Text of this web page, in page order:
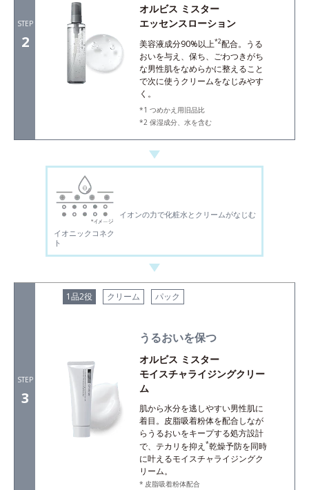
STEP
2
オルビス ミスター
エッセンスローション
美容液成分90%以上*2配合。うる
おいを与え、保ち、ごわつきがち
な男性肌をなめらかに整えること
で次に使うクリームをなじみやす
く。
つめかえ用旧品比
保湿成分、水を含む
イオニックコネク
ト
イオンの力で化粧水とクリームがなじむ
STEP
3
1品2役 クリーム パック
うるおいを保つ
オルビス ミスター
モイスチャライジングクリー
ム
肌から水分を逃しやすい男性肌に
着目。皮脂吸着粉体を配合しなが
らうるおいをキープする処方設計
で、テカリを抑え *乾燥予防を同時
に叶えるモイスチャライジングク
リーム。
皮脂吸着粉体配合